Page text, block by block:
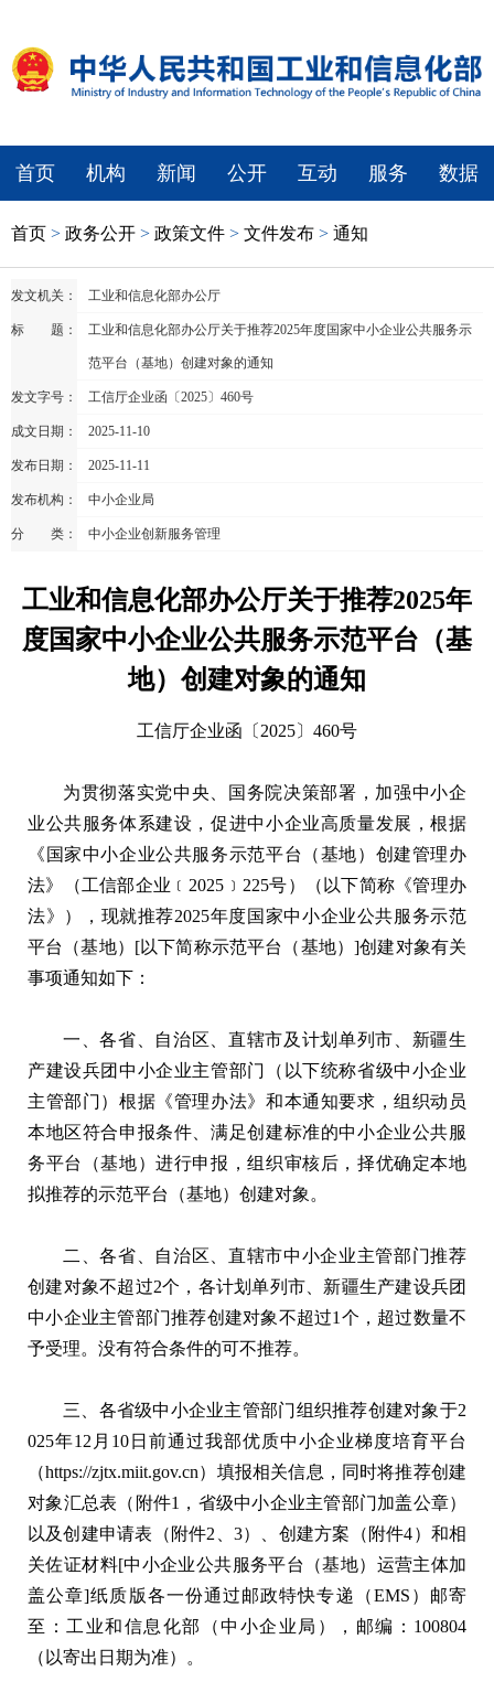
首页 机构 新闻 公开 互动 服务 数据
首页 > 政务公开 > 政策文件 > 文件发布 > 通知
发文机关： 工业和信息化部办公厅
标 题： 工业和信息化部办公厅关于推荐2025年度国家中小企业公共服务示
范平台（基地）创建对象的通知
发文字号： 工信厅企业函〔2025〕460号
成文日期： 2025-11-10
发布日期： 2025-11-11
发布机构： 中小企业局
分 类： 中小企业创新服务管理
工业和信息化部办公厅关于推荐2025年
度国家中小企业公共服务示范平台（基
地）创建对象的通知
工信厅企业函〔2025〕460号
为贯彻落实党中央、国务院决策部署，加强中小企
业公共服务体系建设，促进中小企业高质量发展，根据
《国家中小企业公共服务示范平台（基地）创建管理办
法》（工信部企业﹝2025﹞225号）（以下简称《管理办
法》），现就推荐2025年度国家中小企业公共服务示范
平台（基地）[以下简称示范平台（基地）]创建对象有关
事项通知如下：
一、各省、自治区、直辖市及计划单列市、新疆生
产建设兵团中小企业主管部门（以下统称省级中小企业
主管部门）根据《管理办法》和本通知要求，组织动员
本地区符合申报条件、满足创建标准的中小企业公共服
务平台（基地）进行申报，组织审核后，择优确定本地
拟推荐的示范平台（基地）创建对象。
二、各省、自治区、直辖市中小企业主管部门推荐
创建对象不超过2个，各计划单列市、新疆生产建设兵团
中小企业主管部门推荐创建对象不超过1个，超过数量不
予受理。没有符合条件的可不推荐。
三、各省级中小企业主管部门组织推荐创建对象于2
025年12月10日前通过我部优质中小企业梯度培育平台
（https://zjtx.miit.gov.cn）填报相关信息，同时将推荐创建
对象汇总表（附件1，省级中小企业主管部门加盖公章）
以及创建申请表（附件2、3）、创建方案（附件4）和相
关佐证材料[中小企业公共服务平台（基地）运营主体加
盖公章]纸质版各一份通过邮政特快专递（EMS）邮寄
至：工业和信息化部（中小企业局），邮编：100804
（以寄出日期为准）。